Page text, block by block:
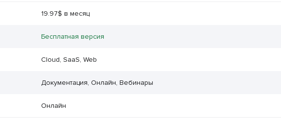
19.97$ в месяц
Бесплатная версия
Cloud, SaaS, Web
Документация, Онлайн, Вебинары
Онлайн